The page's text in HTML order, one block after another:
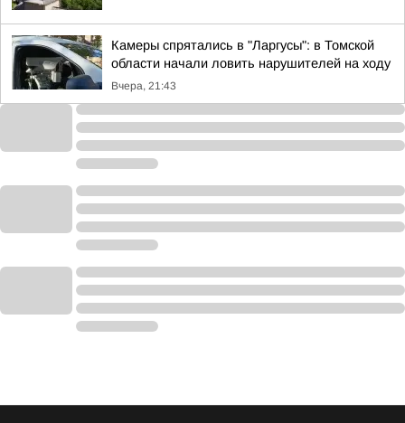
Камеры спрятались в "Ларгусы": в Томской
области начали ловить нарушителей на ходу
Вчера, 21:43